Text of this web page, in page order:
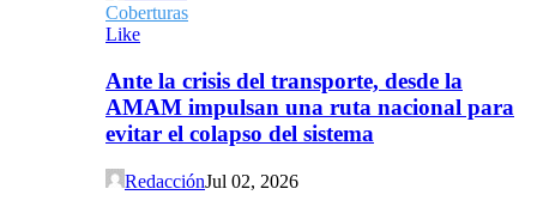
Coberturas
Like
Ante la crisis del transporte, desde la
AMAM impulsan una ruta nacional para
evitar el colapso del sistema
RedacciónJul 02, 2026